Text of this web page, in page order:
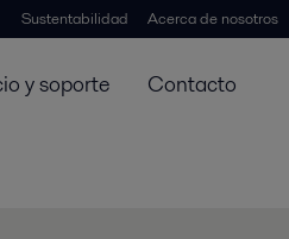
Sustentabilidad Acerca de nosotros
y soporte Contacto